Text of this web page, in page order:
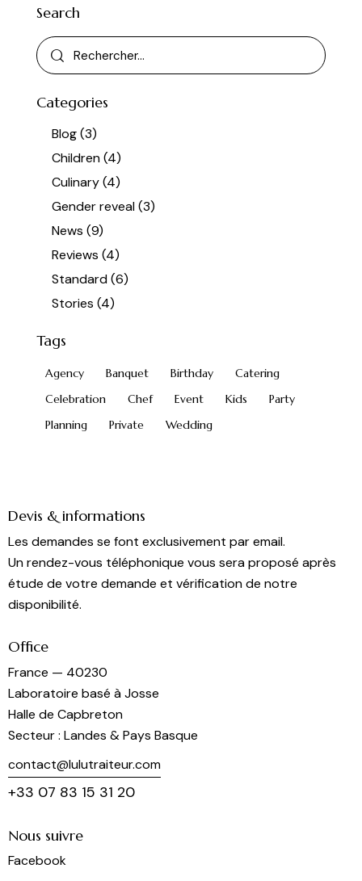
Search
Categories
Blog(3)
Children(4)
Culinary(4)
Gender reveal(3)
News (9)
Reviews (4)
Standard(6)
Stories (4)
Tags
Agency Banquet Birthday
Catering
Celebration
Chef Event Kids
Party
Planning
Private Wedding
Devis & informations
Les demandes se font exclusivement par email.
Un rendez-vous téléphonique vous sera proposé après
étude de votre demande et vérification de notre
disponibilité.
Office
France — 40230
Laboratoire basé à Josse
Halle de Capbreton
Secteur : Landes & Pays Basque
contact@lulutraiteur.com
+33 07 83 15 31 20
Nous suivre
Facebook